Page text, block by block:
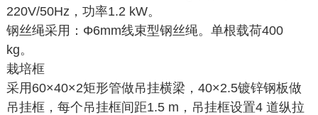
220V/50Hz，功率1.2 kW。
钢丝绳采用：Φ6mm线束型钢丝绳。单根载荷400
kg。
栽培框
采用60×40×2矩形管做吊挂横梁，40×2.5镀锌钢板做
吊挂框，每个吊挂框间距1.5 m，吊挂框设置4 道纵拉